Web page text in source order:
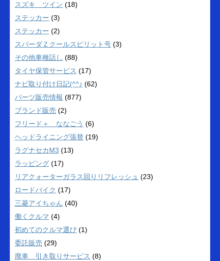
スズキ ツイン (18)
ステッカー (3)
ステッカー (2)
スパーダＺクールスピリット号 (3)
その他車種話し (88)
タイヤ保管サービス (17)
ナビ取り付け日記(^^♪ (62)
パーツ販売情報 (877)
ブランド販売 (2)
フリード＋ ななごう (6)
ヘッドライニング張替 (19)
ラグナセカM3 (13)
ラッピング (17)
リアクォーターガラス回りリフレッシュ (23)
ロードバイク (17)
三菱アイちゃん (40)
働くクルマ (4)
初めてのクルマ選び (1)
委託販売 (29)
廃車 引き取りサービス (8)